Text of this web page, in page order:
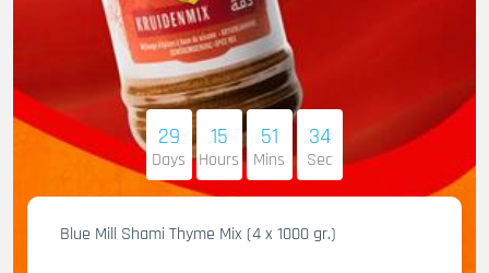
29
Days
15
Hours
51
Mins
32
Sec
Blue Mill Shami Thyme Mix (4 x 1000 gr.)